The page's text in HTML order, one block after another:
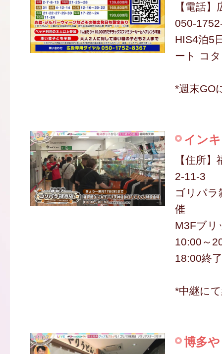
【電話
050-
HIS4泊5
ート コ
*週末GO
イン
【住所
2-11-3
ゴリパラ
催
M3Fブリ
10:00～
18:00終了
*中継に
博多